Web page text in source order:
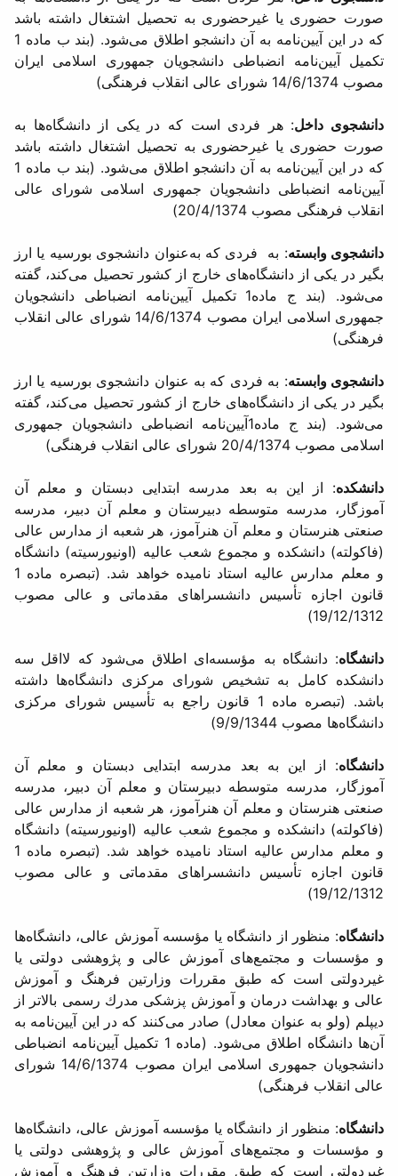
صورت حضوری یا غیرحضوری به تحصیل اشتغال داشته باشد
كه در این آیین‌نامه به آن دانشجو اطلاق می‌شود. (بند ب ماده 1
تكمیل آیین‌نامه انضباطی دانشجویان جمهوری اسلامی ایران
مصوب 14/6/1374 شورای عالی انقلاب فرهنگی)
دانشجوی داخل: هر فردی است كه در یكی از دانشگاه‌ها به
صورت حضوری یا غیرحضوری به تحصیل اشتغال داشته باشد
كه در این آیین‌نامه به آن دانشجو اطلاق می‌شود. (بند ب ماده 1
آیین‌نامه انضباطی دانشجویان جمهوری اسلامی شورای عالی
انقلاب فرهنگی مصوب 20/4/1374)
دانشجوی‌ وابسته: به‌ فردی که به‌عنوان دانشجوی بورسیه یا ارز
بگیر در یكی از دانشگاه‌های خارج از كشور تحصیل می‌كند، گفته‌
می‌شود. (بند ج ماده1 تکمیل آیین‌نامه انضباطی‌ دانشجویان
‌جمهوری اسلامی‌ ایران مصوب 14/6/1374 شورای عالی انقلاب
فرهنگی)
دانشجوی وابسته: به فردی که به عنوان دانشجوی بورسیه یا ارز
بگیر در یكی از دانشگاه‌های خارج از كشور تحصیل می‌كند، گفته
می‌شود. (بند ج ماده1آیین‌نامه انضباطی دانشجویان جمهوری
اسلامی مصوب 20/4/1374 شورای عالی انقلاب فرهنگی)
دانشكده: از این به بعد مدرسه ابتدایی دبستان و معلم آن
آموزگار، مدرسه متوسطه دبیرستان و معلم آن دبیر، مدرسه
صنعتی هنرستان و معلم آن هنرآموز، هر شعبه از مدارس عالی
(فاكولته) دانشكده و مجموع شعب عالیه (اونیورسیته) دانشگاه
و معلم مدارس عالیه استاد نامیده خواهد شد. (تبصره ماده 1
قانون اجازه تأسیس دانشسراهای مقدماتی و عالی مصوب
19/12/1312)
دانشگاه: دانشگاه به مؤسسه‌ای اطلاق می‌شود كه لااقل سه
دانشكده كامل به تشخیص شورای مركزی دانشگاه‌ها داشته
باشد. (تبصره ماده 1 قانون راجع به تأسیس شورای مركزی
دانشگاه‌ها مصوب 9/9/1344)
دانشگاه: از این به بعد مدرسه ابتدایی دبستان و معلم آن
آموزگار، مدرسه متوسطه دبیرستان و معلم آن دبیر، مدرسه
صنعتی هنرستان و معلم آن هنرآموز، هر شعبه از مدارس عالی
(فاكولته) دانشكده و مجموع شعب عالیه (اونیورسیته) دانشگاه
و معلم مدارس عالیه استاد نامیده خواهد شد. (تبصره ماده 1
قانون اجازه تأسیس دانشسراهای مقدماتی و عالی مصوب
19/12/1312)
دانشگاه: منظور از دانشگاه یا مؤسسه آموزش عالی، دانشگاه‌ها
و مؤسسات و مجتمع‌های آموزش عالی و پژوهشی دولتی یا
غیردولتی است كه طبق مقررات وزارتین فرهنگ و آموزش
عالی و بهداشت درمان و آموزش پزشكی مدرك رسمی بالاتر از
دیپلم (ولو به عنوان معادل) صادر می‌كنند كه در این آیین‌نامه به
آن‌ها دانشگاه اطلاق می‌شود. (ماده 1 تكمیل آیین‌نامه انضباطی
دانشجویان جمهوری اسلامی ایران مصوب 14/6/1374 شورای
عالی انقلاب فرهنگی)
دانشگاه: منظور از دانشگاه یا مؤسسه آموزش عالی، دانشگاه‌ها
و مؤسسات و مجتمع‌های آموزش عالی و پژوهشی دولتی یا
غیردولتی است كه طبق مقررات وزارتین فرهنگ و آموزش